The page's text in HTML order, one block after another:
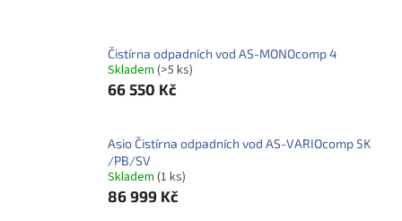
Čistírna odpadních vod AS-MONOcomp 4
Skladem (>5 ks)
66 550 Kč
Asio Čistírna odpadních vod AS-VARIOcomp 5K
/PB/SV
Skladem (1 ks)
86 999 Kč